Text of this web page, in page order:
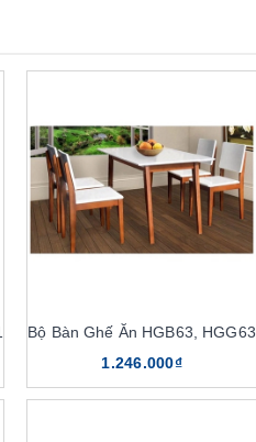
Bộ Bàn Ghế Ăn HGB63, HGG63
1.246.000₫